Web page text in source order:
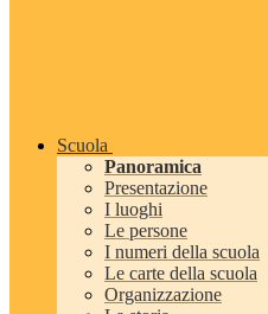
Scuola
Panoramica
Presentazione
I luoghi
Le persone
I numeri della scuola
Le carte della scuola
Organizzazione